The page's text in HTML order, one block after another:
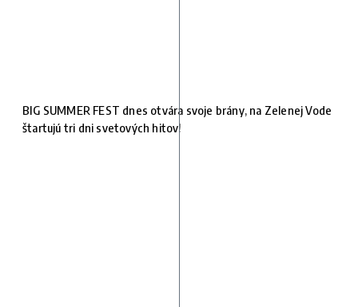
BIG SUMMER FEST dnes otvára svoje brány, na Zelenej Vode
štartujú tri dni svetových hitov!